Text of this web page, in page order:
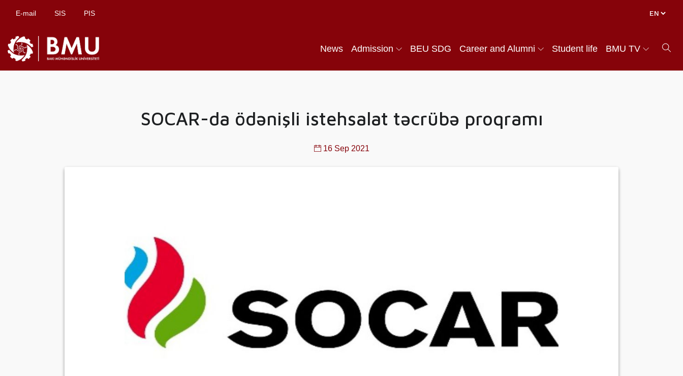
E-mail SIS PIS
News Admission BEU SDG Career and Alumni Student life BMU TV
SOCAR-da ödənişli istehsalat təcrübə proqramı
16 Sep 2021